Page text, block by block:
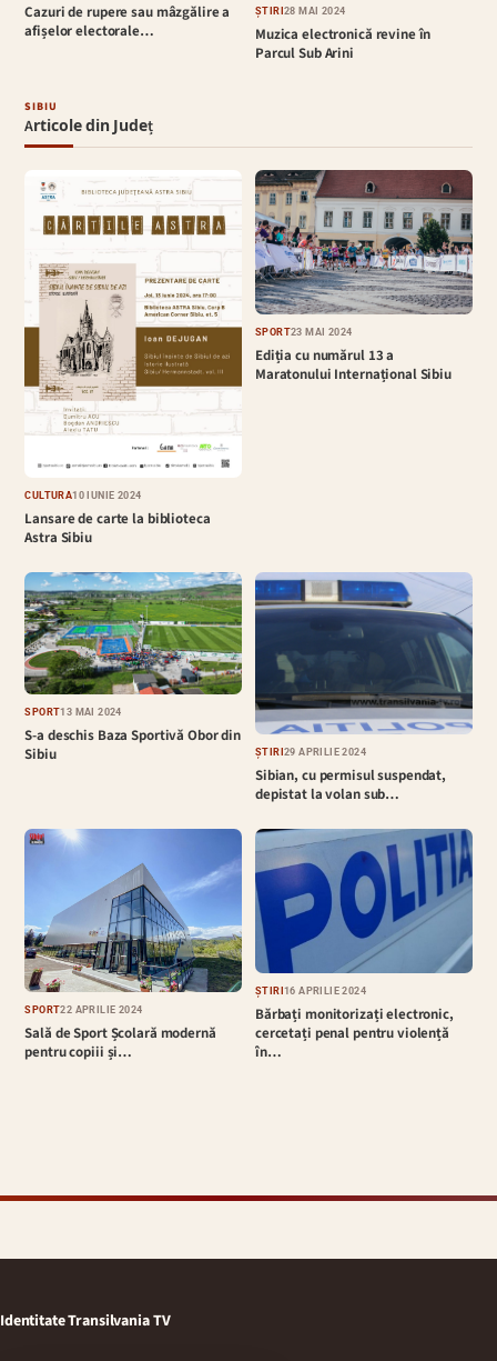
Cazuri de rupere sau mâzgălire a
afișelor electorale…
ȘTIRI28 MAI 2024
Muzica electronică revine în
Parcul Sub Arini
SIBIU
Articole din Județ
CULTURĂ10 IUNIE 2024
Lansare de carte la biblioteca
Astra Sibiu
SPORT23 MAI 2024
Ediția cu numărul 13 a
Maratonului Internațional Sibiu
SPORT13 MAI 2024
S-a deschis Baza Sportivă Obor din
Sibiu
ȘTIRI29 APRILIE 2024
Sibian, cu permisul suspendat,
depistat la volan sub…
SPORT22 APRILIE 2024
Sală de Sport Școlară modernă
pentru copiii și…
ȘTIRI16 APRILIE 2024
Bărbați monitorizați electronic,
cercetați penal pentru violență
în…
Identitate Transilvania TV